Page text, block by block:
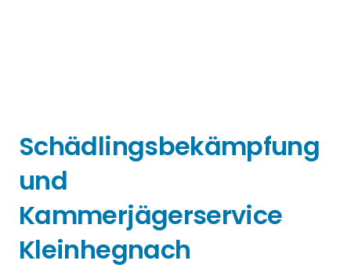
Schädlingsbekämpfung
und
Kammerjägerservice
Kleinhegnach